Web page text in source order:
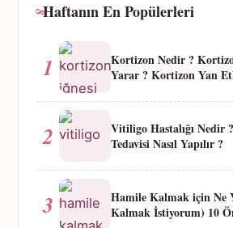
Haftanın En Popülerleri
1
Kortizon Nedir ?
Yarar ? Kortizon Yan
2
Vitiligo Hastalığı Nedir
Tedavisi Nasıl Yapılır ?
3
Hamile Kalmak için Ne
Kalmak İstiyorum) 10